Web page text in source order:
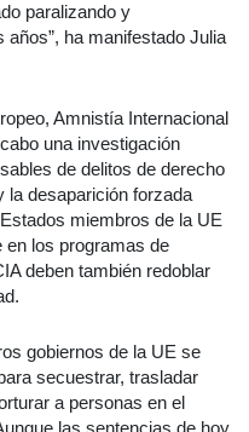
paralizando y
ha manifestado Julia
Amnistía Internacional
una investigación
de delitos de derecho
la desaparición forzada
miembros de la UE
en los programas de
deben también redoblar
gobiernos de la UE se
secuestrar, trasladar
a personas en el
las sentencias de hoy